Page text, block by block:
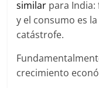
similar para
y el consumo es
catástrofe.
crecimiento